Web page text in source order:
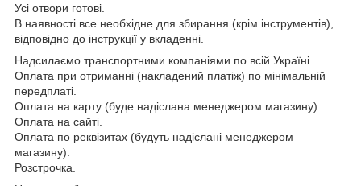
Усі отвори готові.
В наявності все необхідне для збирання (крім інструментів),
відповідно до інструкції у вкладенні.
Надсилаємо транспортними компаніями по всій Україні.
Оплата при отриманні (накладений платіж) по мінімальній
передплаті.
Оплата на карту (буде надіслана менеджером магазину).
Оплата на сайті.
Оплата по реквізитах (будуть надіслані менеджером
магазину).
Розстрочка.